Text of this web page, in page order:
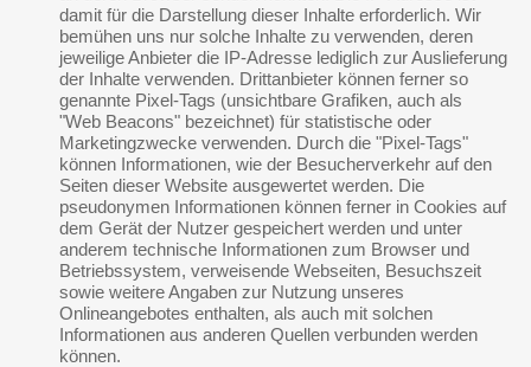
damit für die Darstellung dieser Inhalte erforderlich. Wir
bemühen uns nur solche Inhalte zu verwenden, deren
jeweilige Anbieter die IP-Adresse lediglich zur Auslieferung
der Inhalte verwenden. Drittanbieter können ferner so
genannte Pixel-Tags (unsichtbare Grafiken, auch als
"Web Beacons" bezeichnet) für statistische oder
Marketingzwecke verwenden. Durch die "Pixel-Tags"
können Informationen, wie der Besucherverkehr auf den
Seiten dieser Website ausgewertet werden. Die
pseudonymen Informationen können ferner in Cookies auf
dem Gerät der Nutzer gespeichert werden und unter
anderem technische Informationen zum Browser und
Betriebssystem, verweisende Webseiten, Besuchszeit
sowie weitere Angaben zur Nutzung unseres
Onlineangebotes enthalten, als auch mit solchen
Informationen aus anderen Quellen verbunden werden
können.